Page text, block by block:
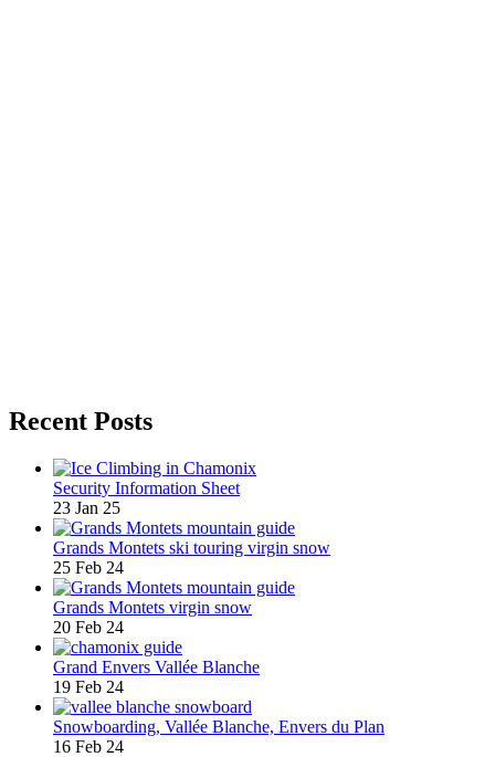
Recent Posts
Security Information Sheet
23 Jan 25
Grands Montets ski touring virgin snow
25 Feb 24
Grands Montets virgin snow
20 Feb 24
Grand Envers Vallée Blanche
19 Feb 24
Snowboarding, Vallée Blanche, Envers du Plan
16 Feb 24